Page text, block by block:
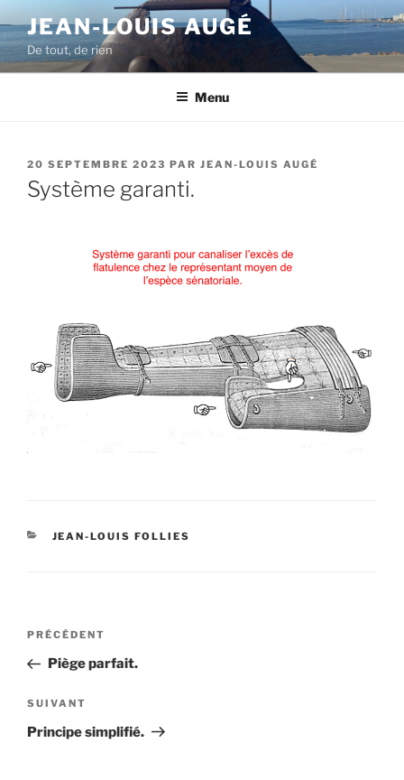
au
contenu
principal
JEAN-LOUIS AUGÉ
De tout, de rien
Menu
PUBLIÉ
LE
20 SEPTEMBRE 2023 PAR JEAN-LOUIS AUGÉ
Système garanti.
CATÉGORIES
JEAN-LOUIS FOLLIES
Navigation
l’article
Article
précédent
PRÉCÉDENT
Piège parfait.
Article
suivant
SUIVANT
Principe simplifié.